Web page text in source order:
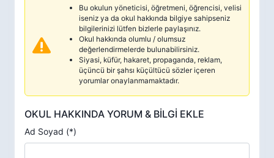
Bu okulun yöneticisi, öğretmeni, öğrencisi, velisi
iseniz ya da okul hakkında bilgiye sahipseniz
bilgilerinizi lütfen bizlerle paylaşınız.
Okul hakkında olumlu / olumsuz
değerlendirmelerde bulunabilirsiniz.
Siyasi, küfür, hakaret, propaganda, reklam,
üçüncü bir şahsı küçültücü sözler içeren
yorumlar onaylanmamaktadır.
OKUL HAKKINDA YORUM & BİLGİ EKLE
Ad Soyad (*)